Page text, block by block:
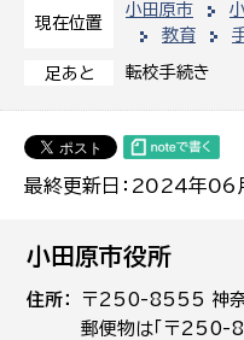
現在位置
小田原市
教育
足あと 転校手続き
最終更新日：2024年06
小田原市役所
住所
〒250-8555 神奈
郵便物は「〒250-